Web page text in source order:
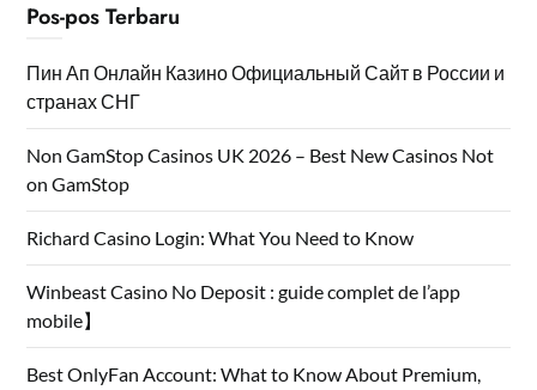
Pos-pos Terbaru
Пин Ап Онлайн Казино Официальный Сайт в России и
странах СНГ
Non GamStop Casinos UK 2026 – Best New Casinos Not
on GamStop
Richard Casino Login: What You Need to Know
Winbeast Casino No Deposit : guide complet de l’app
mobile】
Best OnlyFan Account: What to Know About Premium,